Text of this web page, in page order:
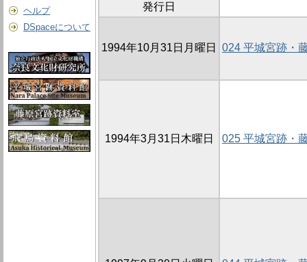
ヘルプ
DSpaceについて
発行日
1994年10月31日月曜日 024 平城宮跡・
1994年3月31日木曜日 025 平城宮跡・